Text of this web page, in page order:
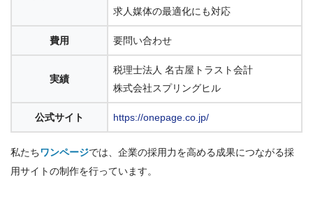
求人媒体の最適化にも対応
費用 要問い合わせ
実績
税理士法人 名古屋トラスト会計
株式会社スプリングヒル
公式サイト https://onepage.co.jp/
私たちワンページでは、企業の採用力を高める成果につながる採
用サイトの制作を行っています。